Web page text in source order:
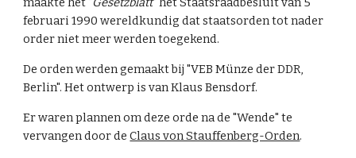
februari 1990 wereldkundig dat staatsorden tot nader
order niet meer werden toegekend.
De orden werden gemaakt bij "VEB Münze der DDR,
Berlin". Het ontwerp is van Klaus Bensdorf.
Er waren plannen om deze orde na de "Wende" te
vervangen door deClaus von Stauffenberg-Orden.